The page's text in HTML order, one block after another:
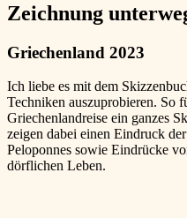
Zeichnung
Griechenland 2023
Ich liebe es mit dem
Techniken auszuprobieren. So
Griechenlandreise ein ganzes
zeigen dabei einen Eindruck
Peloponnes sowie Eindrücke
dörflichen Leben.